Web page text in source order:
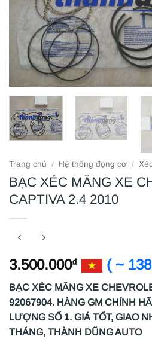
Trang chủ / Hệ thống động cơ /
BẠC XÉC MĂNG XE
CAPTIVA 2.4 2010
3.500.000₫ ( ~
BẠC XÉC MĂNG XE
92067904. HÀNG GM CHÍNH
LƯỢNG SỐ 1. GIÁ TỐT, GIAO
THÁNG, THÀNH DŨNG AUTO